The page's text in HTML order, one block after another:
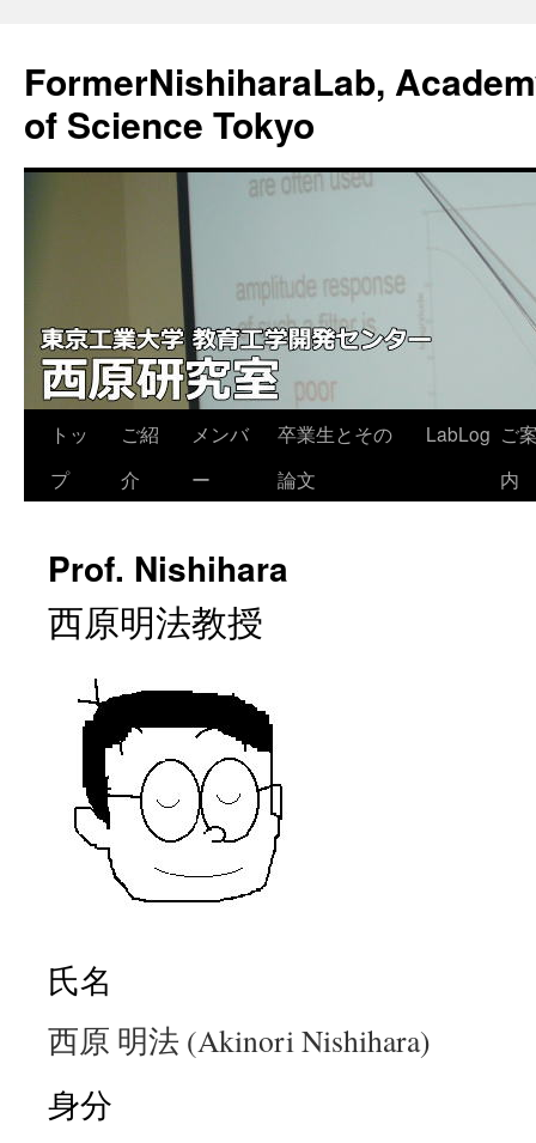
FormerNishiharaLab,
of Science Tokyo
ツ
トッ
プ
ご紹
介
メンバ
ー
卒業生とその
論文
LabLog ご
内
Prof. Nishihara
西原明法教授
氏名
西原 明法 (Akinori Nishihara)
身分